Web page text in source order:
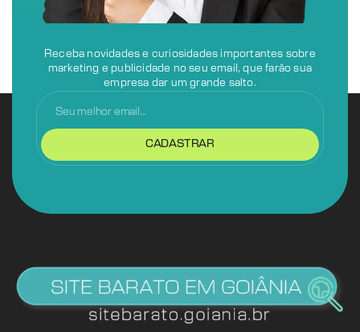
Receba novidades e curiosidades importantes sobre
marketing e publicidade no seu email, que farão sua
empresa dar um grande salto.
CADASTRAR